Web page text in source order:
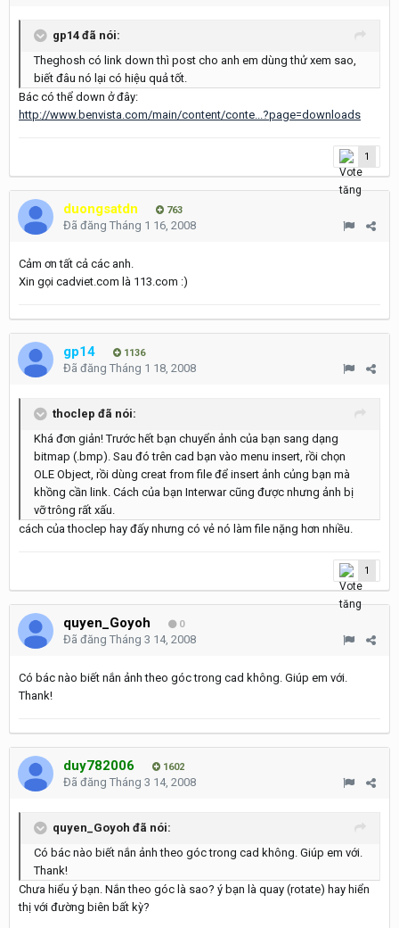
gp14 đã nói:
Theghosh có link down thì post cho anh em dùng thử xem sao,
biết đâu nó lại có hiệu quả tốt.
Bác có thể down ở đây:
http://www.benvista.com/main/content/conte...?page=downloads
1
duongsatdn 763
Đã đăng Tháng 1 16, 2008
Cảm ơn tất cả các anh.
Xin gọi cadviet.com là 113.com :)
gp14 1136
Đã đăng Tháng 1 18, 2008
thoclep đã nói:
Khá đơn giản! Trước hết bạn chuyển ảnh của bạn sang dạng
bitmap (.bmp). Sau đó trên cad bạn vào menu insert, rồi chọn
OLE Object, rồi dùng creat from file để insert ảnh củng bạn mà
khồng cần link. Cách của bạn Interwar cũng được nhưng ảnh bị
vỡ trông rất xấu.
cách của thoclep hay đấy nhưng có vẻ nó làm file nặng hơn nhiều.
1
quyen_Goyoh 0
Đã đăng Tháng 3 14, 2008
Có bác nào biết nắn ảnh theo góc trong cad không. Giúp em với.
Thank!
duy782006 1602
Đã đăng Tháng 3 14, 2008
quyen_Goyoh đã nói:
Có bác nào biết nắn ảnh theo góc trong cad không. Giúp em với.
Thank!
Chưa hiểu ý bạn. Nắn theo góc là sao? ý bạn là quay (rotate) hay hiển
thị với đường biên bất kỳ?